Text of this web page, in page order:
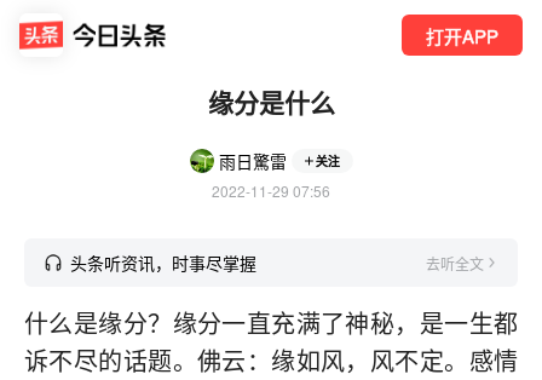
打开APP
缘分是什么
雨日驚雷 关注
2022-11-29 07:56
头条听资讯，时事尽掌握 去听全文
什么是缘分？缘分一直充满了神秘，是一生都
诉不尽的话题。佛云：缘如风，风不定。感情